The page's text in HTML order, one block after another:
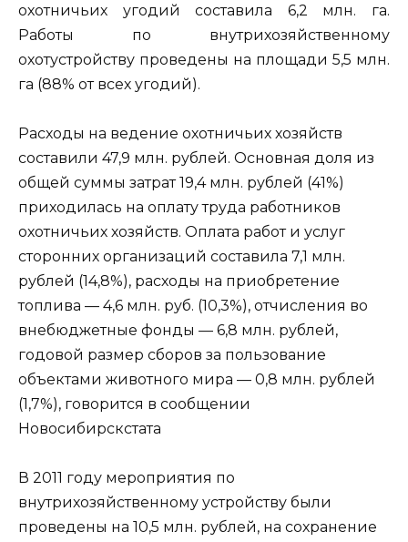
охотничьих угодий составила 6,2 млн. га.
Работы по внутрихозяйственному
охотустройству проведены на площади 5,5 млн.
га (88% от всех угодий).
Расходы на ведение охотничьих хозяйств
составили 47,9 млн. рублей. Основная доля из
общей суммы затрат 19,4 млн. рублей (41%)
приходилась на оплату труда работников
охотничьих хозяйств. Оплата работ и услуг
сторонних организаций составила 7,1 млн.
рублей (14,8%), расходы на приобретение
топлива — 4,6 млн. руб. (10,3%), отчисления во
внебюджетные фонды — 6,8 млн. рублей,
годовой размер сборов за пользование
объектами животного мира — 0,8 млн. рублей
(1,7%), говорится в сообщении
Новосибирскстата
В 2011 году мероприятия по
внутрихозяйственному устройству были
проведены на 10,5 млн. рублей, на сохранение